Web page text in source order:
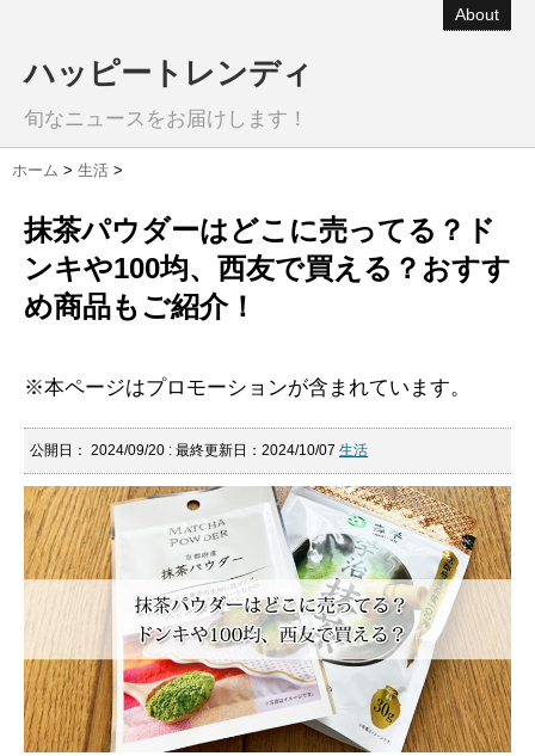
About
ハッピートレンディ
旬なニュースをお届けします！
ホーム > 生活 >
抹茶パウダーはどこに売ってる？ド
ンキや100均、西友で買える？おすす
め商品もご紹介！
※本ページはプロモーションが含まれています。
公開日： 2024/09/20 : 最終更新日：2024/10/07 生活